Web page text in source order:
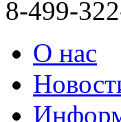
8-499-
О нас